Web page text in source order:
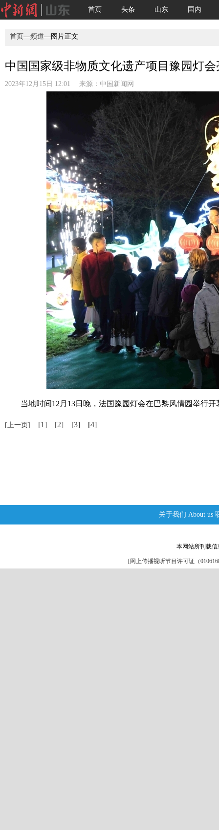
首页 头条 山东 国内
首页—频道—图片正文
中国国家级非物质文化遗产项目豫园灯
2023年12月15日 12:01 来源： 中国新闻网
当地时间12月13日晚，法国豫园灯会在巴黎风情园举行开
[上一页] [1] [2] [3] [4]
关于我们 About us
本网站所刊载
[网上传播视听节目许可证（